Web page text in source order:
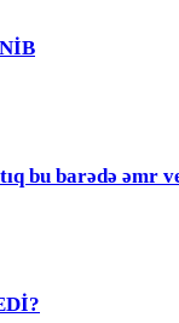
bu barədə əmr